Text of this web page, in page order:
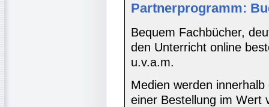
Partnerprogramm:
Bequem Fachbücher,
den Unterricht online
u.v.a.m.
Medien werden
einer Bestellung im Wert